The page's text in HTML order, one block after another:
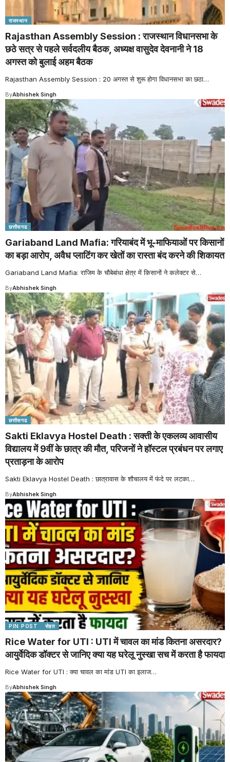
राजस्थान
Rajasthan Assembly Session : राजस्थान विधानसभा के
छठे सत्र से पहले सर्वदलीय बैठक, अध्यक्ष वासुदेव देवनानी ने 18
अगस्त को बुलाई अहम बैठक
Rajasthan Assembly Session : 20 अगस्त से शुरू होगा विधानसभा का छठा…
ByAbhishek Singh
छत्तीसगढ
Gariaband Land Mafia: गरियाबंद में भू-माफियाओं पर किसानों
का बड़ा आरोप, अवैध प्लाटिंग कर खेतों का रास्ता बंद करने की शिकायत
Gariaband Land Mafia: राजिम के चौबेबांधा क्षेत्र में किसानों ने कलेक्टर से…
ByAbhishek Singh
छत्तीसगढ
Sakti Eklavya Hostel Death : सक्ती के एकलव्य आवासीय
विद्यालय में 9वीं के छात्र की मौत, परिजनों ने हॉस्टल प्रबंधन पर लगाए
प्रताड़ना के आरोप
Sakti Eklavya Hostel Death : छात्रावास के शौचालय में फंदे पर लटका…
ByAbhishek Singh
PIN POST सेहत
Rice Water for UTI : UTI में चावल का मांड कितना असरदार?
आयुर्वेदिक डॉक्टर से जानिए क्या यह घरेलू नुस्खा सच में करता है फायदा
Rice Water for UTI : क्या चावल का मांड UTI का इलाज…
ByAbhishek Singh